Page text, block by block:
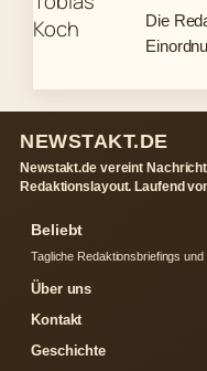
Die
NEWSTAKT.DE
Newstakt.de vereint
Redaktionslayout. Laufend
Beliebt
Tagliche Redaktionsbriefings
Über uns
Kontakt
Geschichte